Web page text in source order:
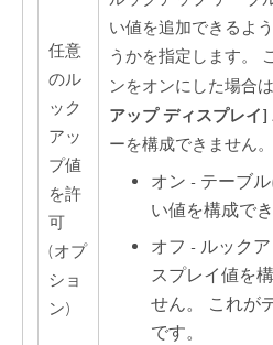
任意
のル
ック
アッ
プ値
を許
可
(オプ
ショ
ン)
い値を追加できるよ
うかを指定します。
ンをオンにした場合は
アップ ディスプレイ]
ーを構成できません。
オン - テーブ
い値を構成でき
オフ - ルック
スプレイ値を
せん。 これが
です。